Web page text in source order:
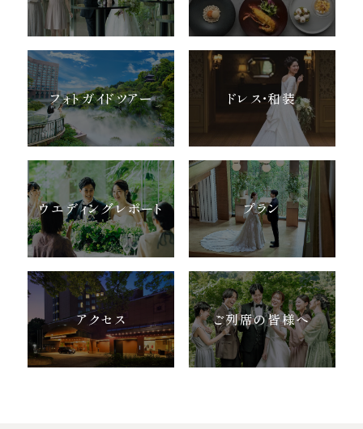
フォトガイドツアー ドレス・和装
ウエディングレポート プラン
アクセス ご列席の皆様へ